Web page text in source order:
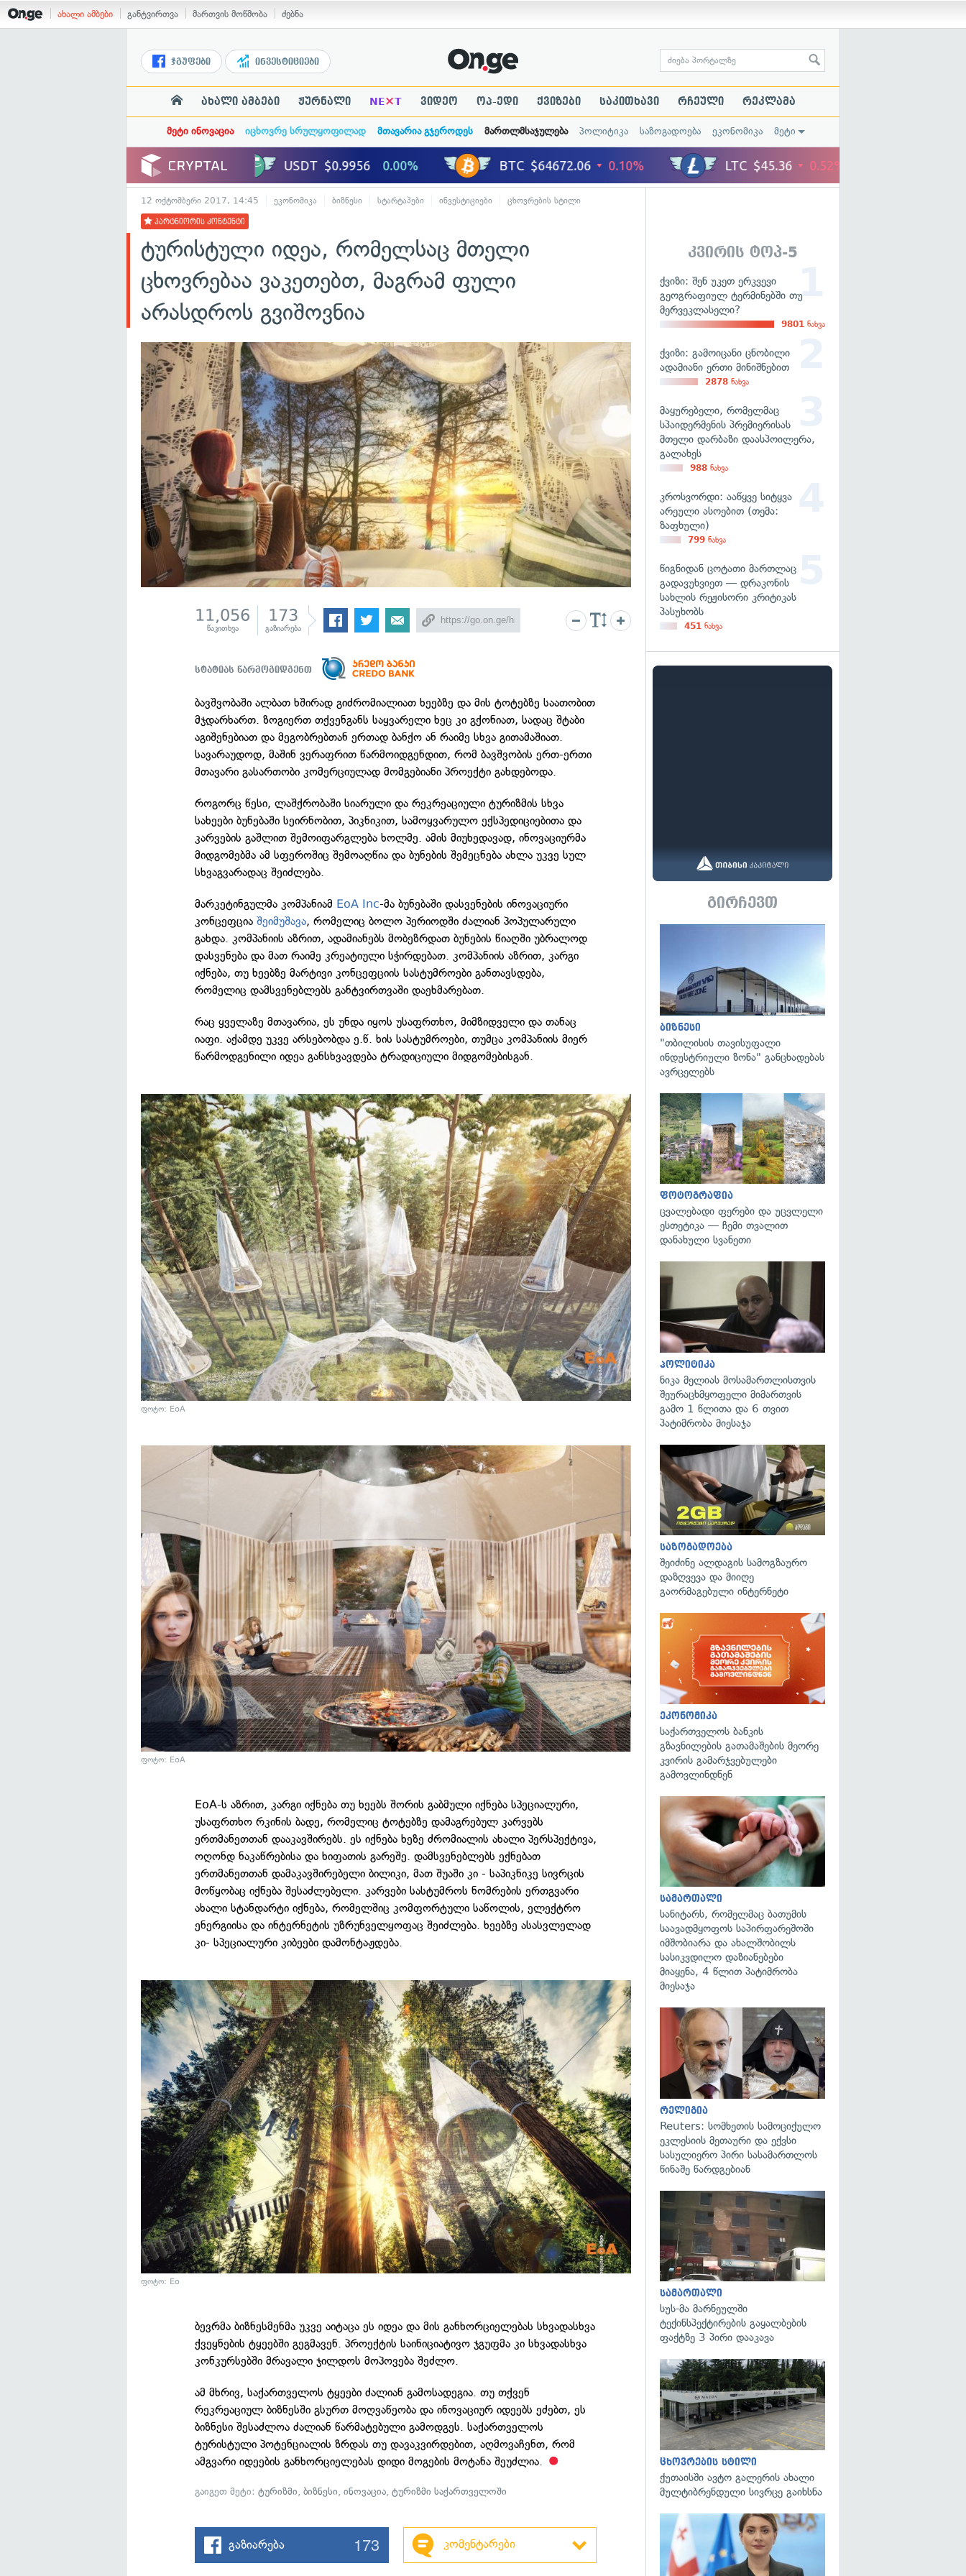
ახალი ამბები განტვირთვა მართვის მოწმობა ძებნა
ჯგუფები ინვესტიციები
ახალი ამბები ჟურნალი NE×T ვიდეო ოპ-ედი ქვიზები საკითხავი რჩეული რეკლამა
მეტი ინოვაცია იცხოვრე სრულყოფილად მთავარია გჯეროდეს მართლმსაჯულება პოლიტიკა საზოგადოება ეკონომიკა მეტი
12 ოქტომბერი 2017, 14:45 ეკონომიკა ბიზნესი სტარტაპები ინვესტიციები ცხოვრების სტილი
პარტნიორის კონტენტი
ტურისტული იდეა, რომელსაც მთელი
ცხოვრებაა ვაკეთებთ, მაგრამ ფული
არასდროს გვიშოვნია
11,056
წაკითხვა
173
გაზიარება
სტატიას წარმოგიდგენთ
ბავშვობაში ალბათ ხშირად გიძრომიალიათ ხეებზე და მის ტოტებზე საათობით
მჯდარხართ. ზოგიერთ თქვენგანს საყვარელი ხეც კი გქონიათ, სადაც შტაბი
აგიშენებიათ და მეგობრებთან ერთად ბანქო ან რაიმე სხვა გითამაშიათ.
სავარაუდოდ, მაშინ ვერაფრით წარმოიდგენდით, რომ ბავშვობის ერთ-ერთი
მთავარი გასართობი კომერციულად მომგებიანი პროექტი გახდებოდა.
როგორც წესი, ლაშქრობაში სიარული და რეკრეაციული ტურიზმის სხვა
სახეები ბუნებაში სეირნობით, პიკნიკით, სამოყვარულო ექსპედიციებითა და
კარვების გაშლით შემოიფარგლება ხოლმე. ამის მიუხედავად, ინოვაციურმა
მიდგომებმა ამ სფეროშიც შემოაღწია და ბუნების შემეცნება ახლა უკვე სულ
სხვაგვარადაც შეიძლება.
მარკეტინგულმა კომპანიამ EoA Inc-მა ბუნებაში დასვენების ინოვაციური
კონცეფციაშეიმუშავა, რომელიც ბოლო პერიოდში ძალიან პოპულარული
გახდა. კომპანიის აზრით, ადამიანებს მობეზრდათ ბუნების წიაღში უბრალოდ
დასვენება და მათ რაიმე კრეატიული სჭირდებათ. კომპანიის აზრით, კარგი
იქნება, თუ ხეებზე მარტივი კონცეფციის სასტუმროები განთავსდება,
რომელიც დამსვენებლებს განტვირთვაში დაეხმარებათ.
რაც ყველაზე მთავარია, ეს უნდა იყოს უსაფრთხო, მიმზიდველი და თანაც
იაფი. აქამდე უკვე არსებობდა ე.წ. ხის სასტუმროები, თუმცა კომპანიის მიერ
წარმოდგენილი იდეა განსხვავდება ტრადიციული მიდგომებისგან.
ფოტო: EoA
ფოტო: EoA
EoA-ს აზრით, კარგი იქნება თუ ხეებს შორის გაბმული იქნება სპეციალური,
უსაფრთხო რკინის ბადე, რომელიც ტოტებზე დამაგრებულ კარვებს
ერთმანეთთან დააკავშირებს. ეს იქნება ხეზე ძრომიალის ახალი პერსპექტივა,
ოღონდ ნაკაწრებისა და ხიფათის გარეშე. დამსვენებლებს ექნებათ
ერთმანეთთან დამაკავშირებელი ბილიკი, მათ შუაში კი - საპიკნიკე სივრცის
მოწყობაც იქნება შესაძლებელი. კარვები სასტუმროს ნომრების ერთგვარი
ახალი სტანდარტი იქნება, რომელშიც კომფორტული საწოლის, ელექტრო
ენერგიისა და ინტერნეტის უზრუნველყოფაც შეიძლება. ხეებზე ასასვლელად
კი- სპეციალური კიბეები დამონტაჟდება.
ფოტო: Eo
ბევრმა ბიზნესმენმა უკვე აიტაცა ეს იდეა და მის განხორციელებას სხვადასხვა
ქვეყნების ტყეებში გეგმავენ. პროექტის საინიციატივო ჯგუფმა კი სხვადასხვა
კონკურსებში მრავალი ჯილდოს მოპოვება შეძლო.
ამ მხრივ, საქართველოს ტყეები ძალიან გამოსადეგია. თუ თქვენ
რეკრეაციულ ბიზნესში გსურთ მოღვაწეობა და ინოვაციურ იდეებს ეძებთ, ეს
ბიზნესი შესაძლოა ძალიან წარმატებული გამოდგეს. საქართველოს
ტურისტული პოტენციალის ზრდას თუ დავაკვირდებით, აღმოვაჩენთ, რომ
ამგვარი იდეების განხორციელებას დიდი მოგების მოტანა შეუძლია.
გაიგეთ მეტი:ტურიზმი,ბიზნესი,ინოვაცია,ტურიზმი საქართველოში
გაზიარება 173 კომენტარები
კვირის ტოპ-5
ქვიზი: შენ უკეთ ერკვევი
გეოგრაფიულ ტერმინებში თუ
მერვეკლასელი?
9801 ნახვა
ქვიზი: გამოიცანი ცნობილი
ადამიანი ერთი მინიშნებით
2878 ნახვა
მაყურებელი, რომელმაც
სპაიდერმენის პრემიერისას
მთელი დარბაზი დაასპოილერა,
გალახეს
988 ნახვა
კროსვორდი: ააწყვე სიტყვა
არეული ასოებით (თემა:
ზაფხული)
799 ნახვა
წიგნიდან ცოტათი მართლაც
გადავუხვიეთ — დრაკონის
სახლის რეჟისორი კრიტიკას
პასუხობს
451 ნახვა
გირჩევთ
ბიზნესი
"თბილისის თავისუფალი
ინდუსტრიული ზონა" განცხადებას
ავრცელებს
ფოტოგრაფია
ცვალებადი ფერები და უცვლელი
ესთეტიკა — ჩემი თვალით
დანახული სვანეთი
პოლიტიკა
ნიკა მელიას მოსამართლისთვის
შეურაცხმყოფელი მიმართვის
გამო 1 წლითა და 6 თვით
პატიმრობა მიესაჯა
საზოგადოება
შეიძინე ალდაგის სამოგზაურო
დაზღვევა და მიიღე
გაორმაგებული ინტერნეტი
ეკონომიკა
საქართველოს ბანკის
გზავნილების გათამაშების მეორე
კვირის გამარჯვებულები
გამოვლინდნენ
სამართალი
სანიტარს, რომელმაც ბათუმის
საავადმყოფოს საპირფარეშოში
იმშობიარა და ახალშობილს
სასიკვდილო დაზიანებები
მიაყენა, 4 წლით პატიმრობა
მიესაჯა
რელიგია
Reuters: სომხეთის სამოციქულო
ეკლესიის მეთაური და ექვსი
სასულიერო პირი სასამართლოს
წინაშე წარდგებიან
სამართალი
სუს-მა მარნეულში
ტექინსპექტირების გაყალბების
ფაქტზე 3 პირი დააკავა
ცხოვრების სტილი
ქუთაისში ავტო გალერის ახალი
მულტიბრენდული სივრცე გაიხსნა